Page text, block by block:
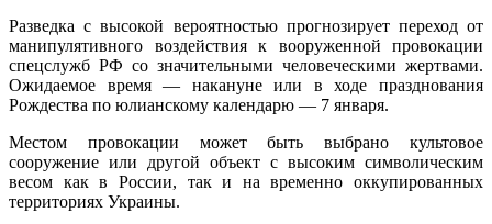
Разведка с высокой вероятностью прогнозирует переход от
манипулятивного воздействия к вооруженной провокации
спецслужб РФ со значительными человеческими жертвами.
Ожидаемое время — накануне или в ходе празднования
Рождества по юлианскому календарю — 7 января.
Местом провокации может быть выбрано культовое
сооружение или другой объект с высоким символическим
весом как в России, так и на временно оккупированных
территориях Украины.